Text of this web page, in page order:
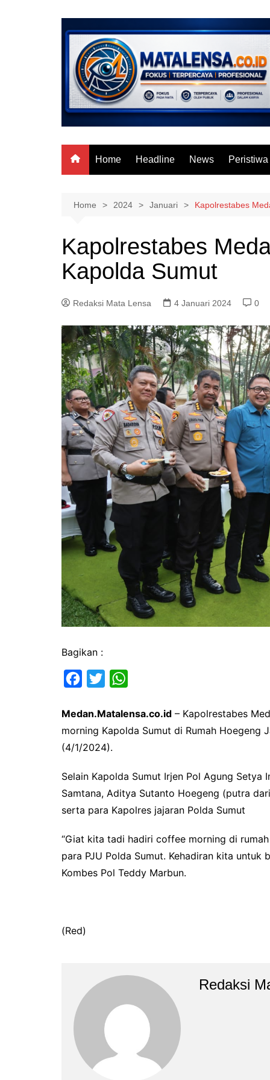
Home Headline News Peristiwa
Home 2024 Januari Kapolrestabes
Kapolrestabes
Kapolda Sumut
Redaksi Mata Lensa 4 Januari 2024 0
Bagikan :
c
e
b
i
t
t
a
t
Medan.Matalensa.co.id – Kapolrestabes
morning Kapolda Sumut di Rumah Hoegeng
(4/1/2024).
Selain Kapolda Sumut Irjen Pol Agung Setya
Samtana, Aditya Sutanto Hoegeng (putra
serta para Kapolres jajaran Polda Sumut
“Giat kita tadi hadiri coffee morning di
para PJU Polda Sumut. Kehadiran kita untuk
Kombes Pol Teddy Marbun.
(Red)
Redaksi